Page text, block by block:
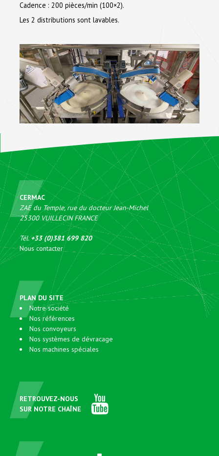
Cadence : 200 pièces/min (100×2).
Les 2 distributions sont lavables.
CERMAC
ZAE du Temple, rue du docteur Jean-Michel
25300 VUILLECINFRANCE
Tél. +33 (0)381 699 820
Nous contacter
PLAN DU SITE
Notre société
Nos références
Nos convoyeurs
Nos systèmes de dévracage
Nos machines spéciales
RETROUVEZ-NOUS
SUR NOTRE CHAÎNE